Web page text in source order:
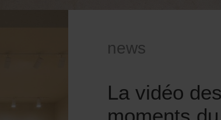
news
La vidéo